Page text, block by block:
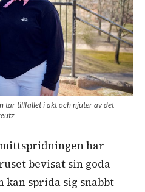
tar tillfället i akt och njuter av det
har
bevisat sin goda
kan sprida sig snabbt